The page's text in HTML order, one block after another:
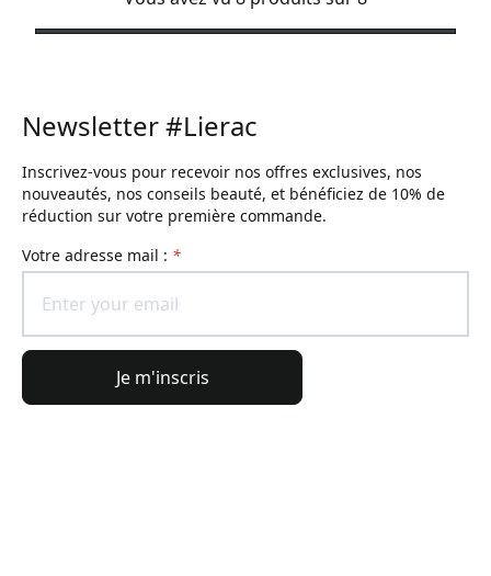
Newsletter #Lierac
Inscrivez-vous pour recevoir nos offres exclusives, nos
nouveautés, nos conseils beauté, et bénéficiez de 10% de
réduction sur votre première commande.
Votre adresse mail : *
Je m'inscris